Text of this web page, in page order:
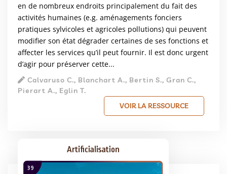
en de nombreux endroits principalement du fait des
activités humaines (e.g. aménagements fonciers
pratiques sylvicoles et agricoles pollutions) qui peuvent
modifier son état dégrader certaines de ses fonctions et
affecter les services qu’il peut fournir. Il est donc urgent
d’agir pour préserver cette...
Calvaruso C., Blanchart A., Bertin S., Gran C.,
Pierart A., Eglin T.
VOIR LA RESSOURCE